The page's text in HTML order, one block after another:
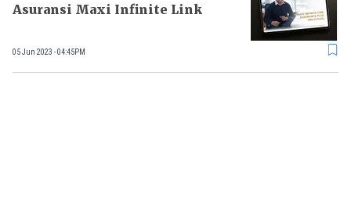
Asuransi Maxi Infinite Link
05 Jun 2023 - 04:45PM